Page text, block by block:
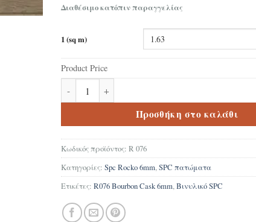
Διαθέσιμο κατόπιν παραγγελίας
1 (sq m)
Product Price
Προσθήκη στο καλάθι
Κωδικός προϊόντος: R 076
Κατηγορίες: Spc Rocko 6mm,SPC πατώματα
Ετικέτες: R076 Bourbon Cask 6mm,Βινυλικό SPC